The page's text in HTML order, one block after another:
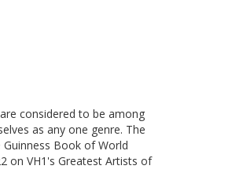
considered to be among
as any one genre. The
Book of World
on VH1's Greatest Artists of